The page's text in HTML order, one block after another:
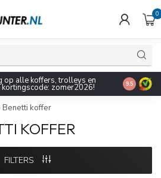
0
op alle koffers, trolleys en
zomer2026! 9.5
Benetti koffer
KOFFER
FILTERS